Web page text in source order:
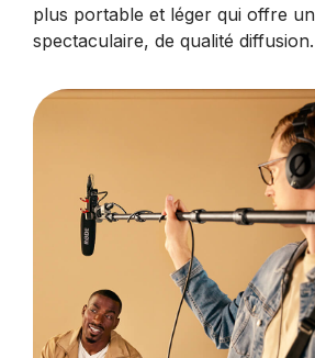
plus portable et léger qui offre
spectaculaire, de qualité diffusion.